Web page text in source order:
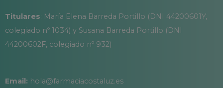
Titulares: María Elena Barreda Portillo (DNI 44200601Y,
colegiado nº 1034) y Susana Barreda Portillo (DNI
44200602F, colegiado nº 932)
Email: hola@farmaciacostaluz.es